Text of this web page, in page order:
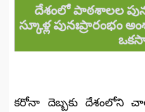
దేశంలో పాఠశాలల
స్కూళ్ల
కరోనా దెబ్బకు దేశంలోని